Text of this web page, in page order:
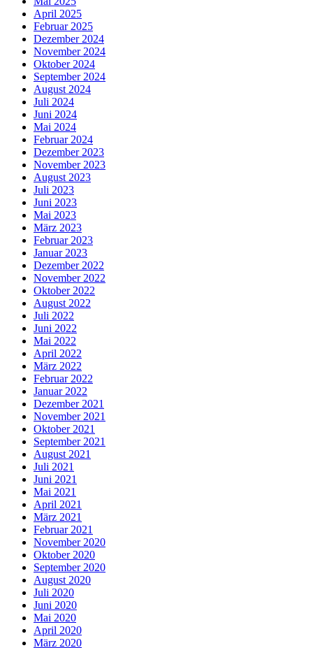
April 2025
Februar 2025
Dezember 2024
November 2024
Oktober 2024
September 2024
August 2024
Juli 2024
Juni 2024
Mai 2024
Februar 2024
Dezember 2023
November 2023
August 2023
Juli 2023
Juni 2023
Mai 2023
März 2023
Februar 2023
Januar 2023
Dezember 2022
November 2022
Oktober 2022
August 2022
Juli 2022
Juni 2022
Mai 2022
April 2022
März 2022
Februar 2022
Januar 2022
Dezember 2021
November 2021
Oktober 2021
September 2021
August 2021
Juli 2021
Juni 2021
Mai 2021
April 2021
März 2021
Februar 2021
November 2020
Oktober 2020
September 2020
August 2020
Juli 2020
Juni 2020
Mai 2020
April 2020
März 2020